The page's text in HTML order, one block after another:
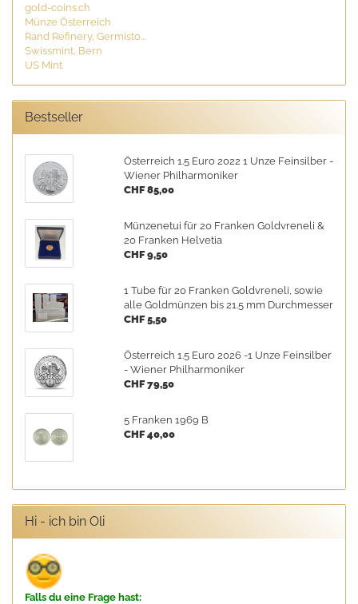
gold-coins.ch
Münze Österreich
Rand Refinery, Germisto...
Swissmint, Bern
US Mint
Bestseller
Österreich 1.5 Euro 2022 1 Unze Feinsilber -
Wiener Philharmoniker
CHF 85,00
Münzenetui für 20 Franken Goldvreneli &
20 Franken Helvetia
CHF 9,50
1 Tube für 20 Franken Goldvreneli, sowie
alle Goldmünzen bis 21.5 mm Durchmesser
CHF 5,50
Österreich 1.5 Euro 2026 -1 Unze Feinsilber
- Wiener Philharmoniker
CHF 79,50
5 Franken 1969 B
CHF 40,00
Hi - ich bin Oli
Falls du eine Frage hast: